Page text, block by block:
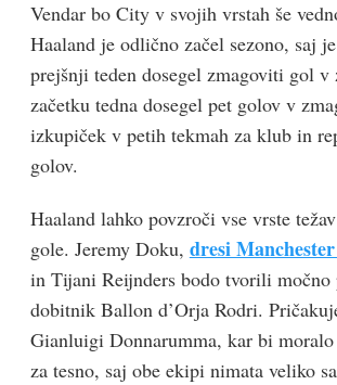
Vendar bo City v svojih vrstah še
Haaland je odlično začel sezono, saj
prejšnji teden dosegel zmagoviti gol
začetku tedna dosegel pet golov v
izkupiček v petih tekmah za klub in
golov.
Haaland lahko povzroči vse vrste
gole. Jeremy Doku, dresi
in Tijani Reijnders bodo tvorili
dobitnik Ballon d’Orja Rodri.
Gianluigi Donnarumma, kar bi
za tesno, saj obe ekipi nimata veliko